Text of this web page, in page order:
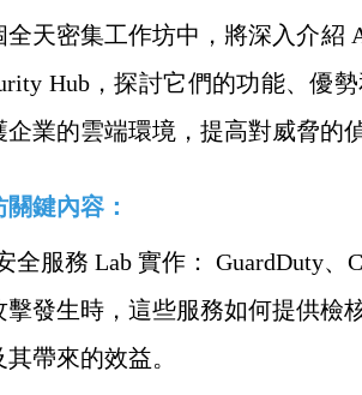
全天密集工作坊中，將深入介紹
Hub，探討它們的功能、優
企業的雲端環境，提高對威脅的
鍵內容：
全服務 Lab 實作： GuardDuty、
擊發生時，這些服務如何提供檢
帶來的效益。